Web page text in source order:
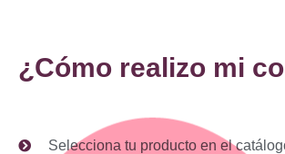
¿Cómo realizo mi
Selecciona tu producto en el